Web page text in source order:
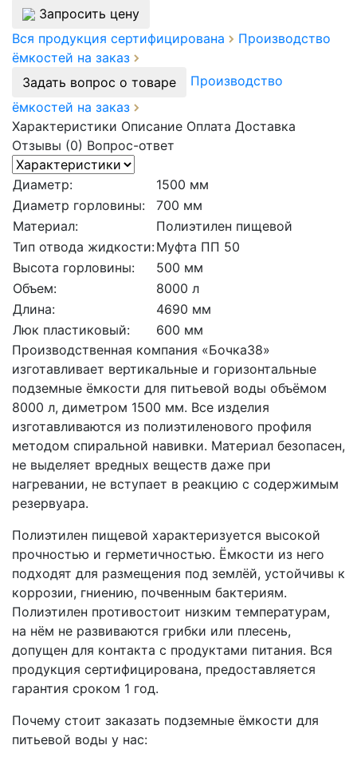
Запросить цену
Вся продукция сертифицирована
Производство
ёмкостей на заказ
Задать вопрос о товаре
Производство
ёмкостей на заказ
Характеристики Описание Оплата Доставка
Отзывы (0) Вопрос-ответ
Диаметр:
1500 мм
Диаметр горловины:
700 мм
Материал:
Полиэтилен пищевой
Тип отвода жидкости:Муфта ПП 50
Высота горловины:
500 мм
Объем:
8000 л
Длина:
4690 мм
Люк пластиковый:
600 мм
Производственная компания «Бочка38»
изготавливает вертикальные и горизонтальные
подземные ёмкости для питьевой воды объёмом
8000 л, диметром 1500 мм. Все изделия
изготавливаются из полиэтиленового профиля
методом спиральной навивки. Материал безопасен,
не выделяет вредных веществ даже при
нагревании, не вступает в реакцию с содержимым
резервуара.
Полиэтилен пищевой характеризуется высокой
прочностью и герметичностью. Ёмкости из него
подходят для размещения под землёй, устойчивы к
коррозии, гниению, почвенным бактериям.
Полиэтилен противостоит низким температурам,
на нём не развиваются грибки или плесень,
допущен для контакта с продуктами питания. Вся
продукция сертифицирована, предоставляется
гарантия сроком 1 год.
Почему стоит заказать подземные ёмкости для
питьевой воды у нас: